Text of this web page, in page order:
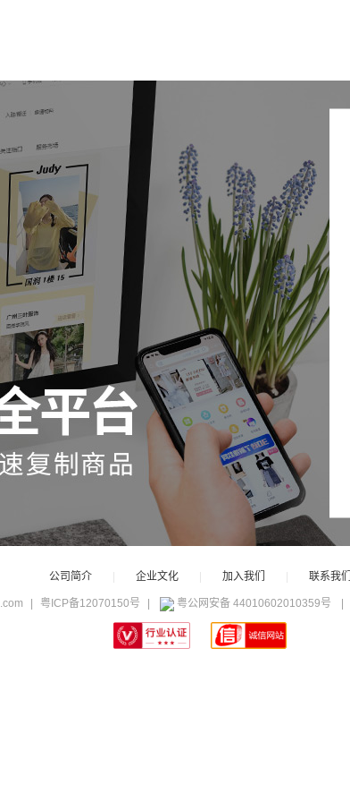
公司简介 企业文化 加入我们 联系我们
粤ICP备12070150号 粤公网安备 44010602010359号